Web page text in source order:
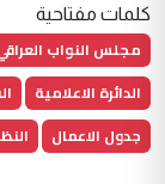
كلمات مفتاحية
مجلس النواب
الدائرة الاعلامية
جدول الاعمال